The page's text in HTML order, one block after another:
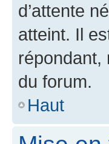
d’attente
atteint. Il
répondant,
du forum.
Haut